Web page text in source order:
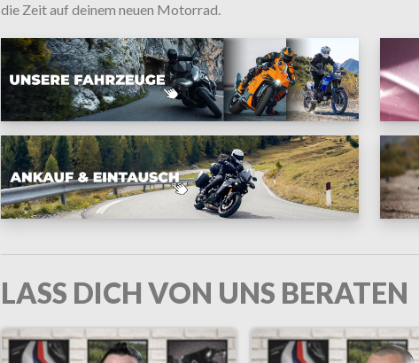
die Zeit auf deinem neuen Motorrad.
LASS DICH VON UNS BERATEN